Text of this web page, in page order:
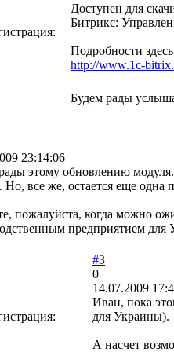
Доступен для
Битрикс:
Подробности
http://www.1c-
Будем рады
23:14:06
этому обновлению
Но, все же, остается еще одна
пожалуйста, когда можно
предприятием для
#3
0
14.07.2009
Иван, пока
для Украины).
А насчет